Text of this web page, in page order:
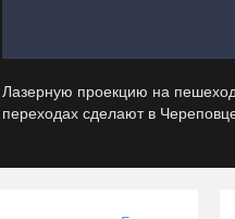
Лазерную проекцию на
переходах сделают в